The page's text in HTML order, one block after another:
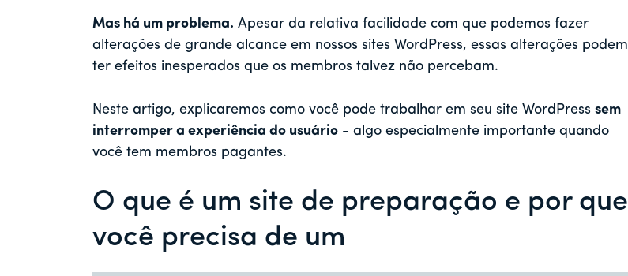
Mas há um problema. Apesar da relativa facilidade com que podemos fazer
alterações de grande alcance em nossos sites WordPress, essas alterações podem
ter efeitos inesperados que os membros talvez não percebam.
Neste artigo, explicaremos como você pode trabalhar em seu site WordPress sem
interromper a experiência do usuário - algo especialmente importante quando
você tem membros pagantes.
O que é um site de preparação e por que
você precisa de um